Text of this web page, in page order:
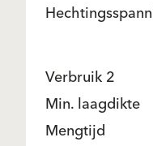
Verbruik 2
Min. laagdikte
Mengtijd